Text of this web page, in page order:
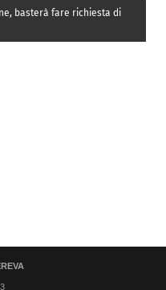
basterà fare richiesta di